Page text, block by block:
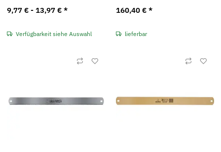
9,77 € - 13,97 € *
Verfügbarkeit siehe Auswahl
160,40 € *
lieferbar